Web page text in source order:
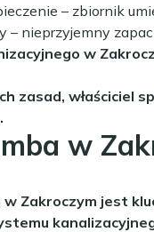
– zbiornik
– nieprzyjemny
w
zasad, właściciel
.
w
Zakroczym jest